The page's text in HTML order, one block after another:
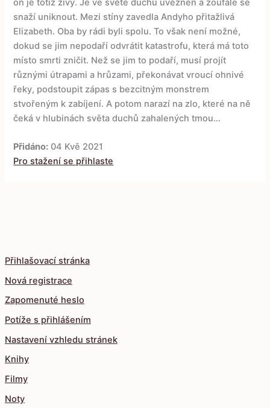
Přihlašovací stránka
Nová registrace
Zapomenuté heslo
Potíže s přihlášením
Nastavení vzhledu stránek
Knihy
Filmy
Noty
on je totiž živý. Je ve světě duchů uvězněn a zoufale se
snaží uniknout. Mezi stíny zavedla Andyho přitažlivá
Elizabeth. Oba by rádi byli spolu. To však není možné,
dokud se jim nepodaří odvrátit katastrofu, která má toto
místo smrti zničit. Než se jim to podaří, musí projít
různými útrapami a hrůzami, překonávat vroucí ohnivé
řeky, podstoupit zápas s bezcitným monstrem
stvořeným k zabíjení. A potom narazí na zlo, které na ně
čeká v hlubinách světa duchů zahalených tmou…
Přidáno: 04 Kvě 2021
Pro stažení se přihlaste